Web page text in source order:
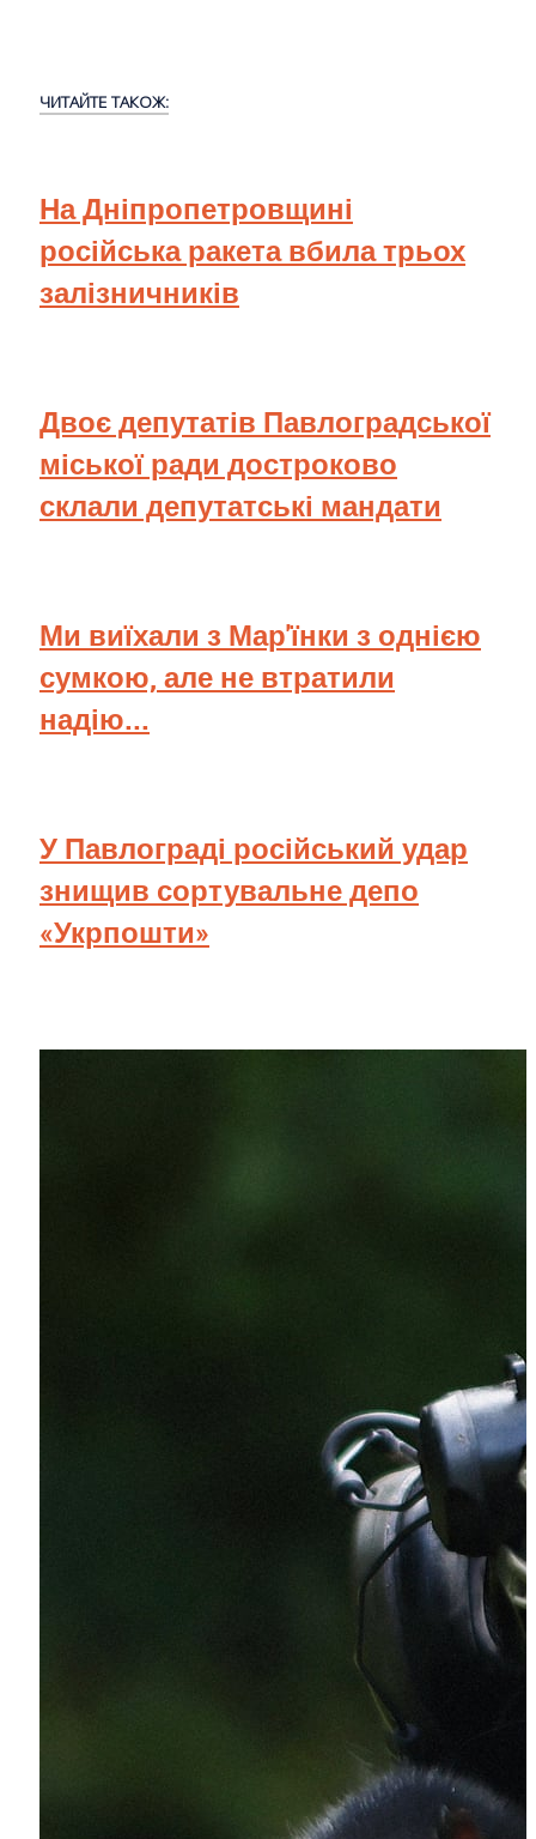
ЧИТАЙТЕ ТАКОЖ:
На Дніпропетровщині
російська ракета вбила трьох
залізничників
Двоє депутатів Павлоградської
міської ради достроково
склали депутатські мандати
Ми виїхали з Мар'їнки з однією
сумкою, але не втратили
надію...
У Павлограді російський удар
знищив сортувальне депо
«Укрпошти»